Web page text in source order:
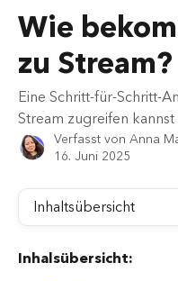
Wie
zu Stream?
Eine Schritt-für-Schritt-
Stream zugreifen kannst
Verfasst von Anna
16. Juni 2025
Inhaltsübersicht
Inhalsübersicht: